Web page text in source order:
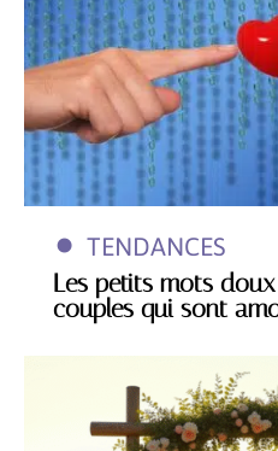
TENDANCES
Les petits mots
couples qui sont